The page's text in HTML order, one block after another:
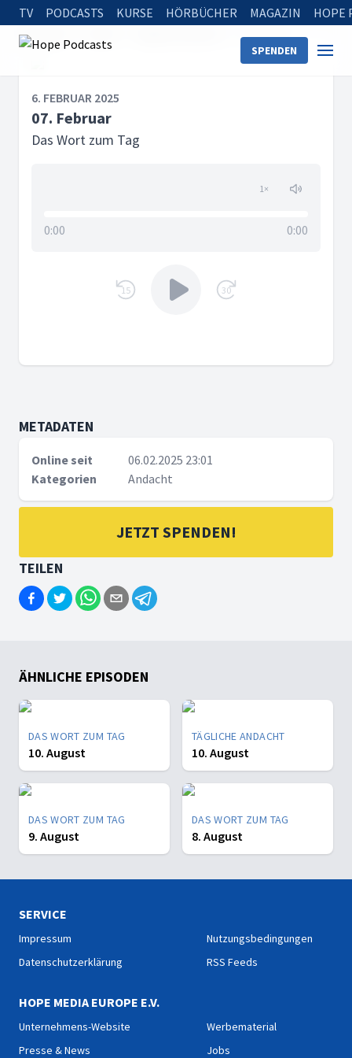
TV PODCASTS KURSE HÖRBÜCHER MAGAZIN HOPE
SPENDEN
Startseite 07. Februar
6. FEBRUAR 2025
07. Februar
Das Wort zum Tag
1×
0:00 0:00
15 30
METADATEN
Online seit
06.02.2025 23:01
Kategorien
Andacht
JETZT SPENDEN!
TEILEN
ÄHNLICHE EPISODEN
DAS WORT ZUM TAG
10. August
TÄGLICHE ANDACHT
10. August
DAS WORT ZUM TAG
9. August
DAS WORT ZUM TAG
8. August
SERVICE
Impressum
Datenschutzerklärung
Nutzungsbedingungen
RSS Feeds
HOPE MEDIA EUROPE E.V.
Unternehmens-Website
Presse & News
Werbematerial
Jobs